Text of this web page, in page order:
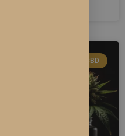
ETUDES SUR LE CBD